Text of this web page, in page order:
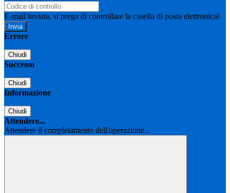
E-mail inviata, si prega di controllare la casella di posta elettronica!
Errore
Chiudi
Successo
Chiudi
Informazione
Chiudi
Attendere...
Attendere il completamento dell'operazione...